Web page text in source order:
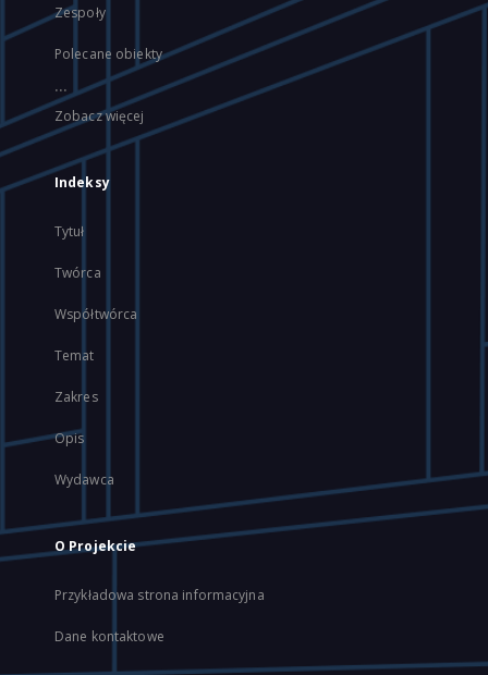
Zespoły
Polecane obiekty
...
Zobacz więcej
Indeksy
Tytuł
Twórca
Współtwórca
Temat
Zakres
Opis
Wydawca
O Projekcie
Przykładowa strona informacyjna
Dane kontaktowe